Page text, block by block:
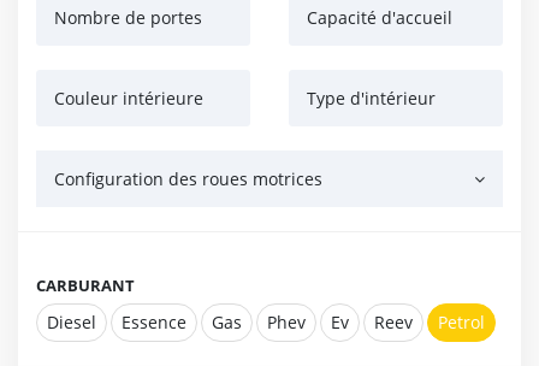
Nombre de portes
Couleur intérieure
Capacité d'accueil
Type d'intérieur
Configuration des roues motrices
CARBURANT
Diesel Essence Gas Phev Ev Reev Petrol